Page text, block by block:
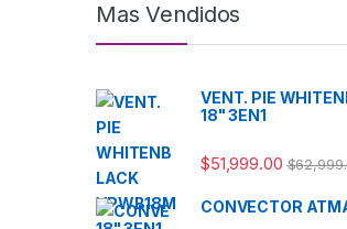
Mas Vendidos
VENT. PIE
18" 3EN1
$51,999.00 $
CONVECTOR